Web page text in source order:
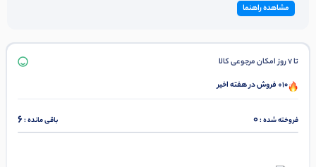
مشاهده راهنما
تا 7 روز امکان مرجوعی کالا
10+ فروش در هفته اخیر
فروخته شده :0 باقی مانده :6